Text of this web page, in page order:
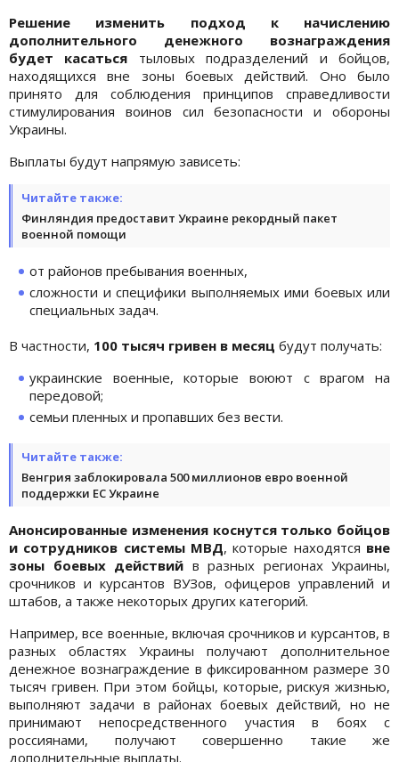
Решение изменить подход к начислению
дополнительного денежного вознаграждения
будет касаться тыловых подразделений и бойцов,
находящихся вне зоны боевых действий. Оно было
принято для соблюдения принципов справедливости
стимулирования воинов сил безопасности и обороны
Украины.
Выплаты будут напрямую зависеть:
Читайте также:
Финляндия предоставит Украине рекордный пакет
военной помощи
от районов пребывания военных,
сложности и специфики выполняемых ими боевых или
специальных задач.
В частности, 100 тысяч гривен в месяц будут получать:
украинские военные, которые воюют с врагом на
передовой;
семьи пленных и пропавших без вести.
Читайте также:
Венгрия заблокировала 500 миллионов евро военной
поддержки ЕС Украине
Анонсированные изменения коснутся только бойцов
и сотрудников системы МВД, которые находятся вне
зоны боевых действий в разных регионах Украины,
срочников и курсантов ВУЗов, офицеров управлений и
штабов, а также некоторых других категорий.
Например, все военные, включая срочников и курсантов, в
разных областях Украины получают дополнительное
денежное вознаграждение в фиксированном размере 30
тысяч гривен. При этом бойцы, которые, рискуя жизнью,
выполняют задачи в районах боевых действий, но не
принимают непосредственного участия в боях с
россиянами, получают совершенно такие же
дополнительные выплаты.